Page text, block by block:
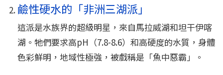
鹼性硬水的「非洲三湖派」
這派是水族界的超級明星，來自馬拉威湖和坦干伊喀
湖。牠們要求高pH（7.8-8.6）和高硬度的水質，身體
色彩鮮明，地域性極強，被戲稱是「魚中惡霸」。